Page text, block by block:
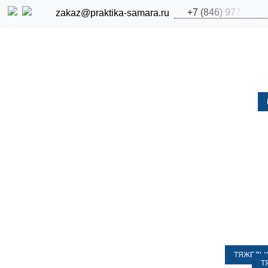
zakaz@praktika-samara.ru +7 (846) 977